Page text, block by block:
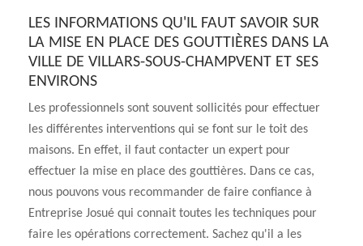
LES INFORMATIONS QU'IL FAUT SAVOIR SUR
LA MISE EN PLACE DES GOUTTIÈRES DANS LA
VILLE DE VILLARS-SOUS-CHAMPVENT ET SES
ENVIRONS
Les professionnels sont souvent sollicités pour effectuer
les différentes interventions qui se font sur le toit des
maisons. En effet, il faut contacter un expert pour
effectuer la mise en place des gouttières. Dans ce cas,
nous pouvons vous recommander de faire confiance à
Entreprise Josué qui connait toutes les techniques pour
faire les opérations correctement. Sachez qu'il a les